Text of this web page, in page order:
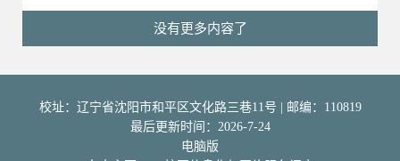
没有更多内容了
校址：辽宁省沈阳市和平区文化路三巷11号 | 邮编：110819
最后更新时间： 2026-7-24
电脑版